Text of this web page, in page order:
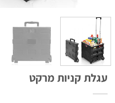
עגלת קניות מרקט